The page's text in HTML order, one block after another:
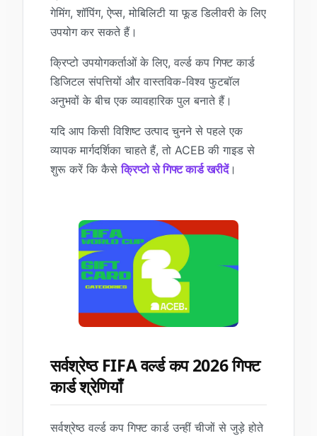
गेमिंग, शॉपिंग, ऐप्स, मोबिलिटी या फूड डिलीवरी के लिए
उपयोग कर सकते हैं।
क्रिप्टो उपयोगकर्ताओं के लिए, वर्ल्ड कप गिफ्ट कार्ड
डिजिटल संपत्तियों और वास्तविक-विश्व फुटबॉल
अनुभवों के बीच एक व्यावहारिक पुल बनाते हैं।
यदि आप किसी विशिष्ट उत्पाद चुनने से पहले एक
व्यापक मार्गदर्शिका चाहते हैं, तो ACEB की गाइड से
शुरू करें कि कैसेक्रिप्टो से गिफ्ट कार्ड खरीदें।
सर्वश्रेष्ठ FIFA वर्ल्ड कप 2026 गिफ्ट
कार्ड श्रेणियाँ
सर्वश्रेष्ठ वर्ल्ड कप गिफ्ट कार्ड उन्हीं चीजों से जुड़े होते